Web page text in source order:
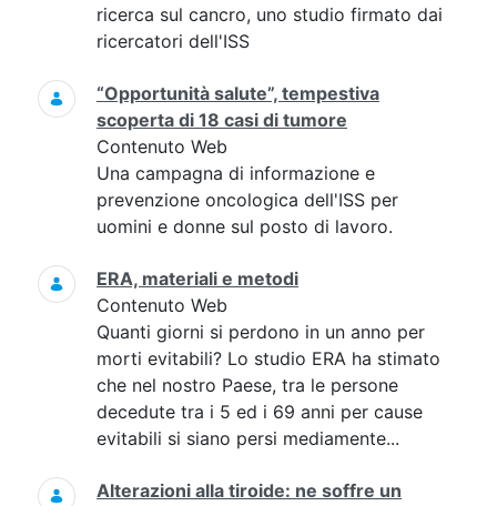
ricerca sul cancro, uno studio firmato dai
ricercatori dell'ISS
“Opportunità salute”, tempestiva
scoperta di 18 casi di tumore
Contenuto Web
Una campagna di informazione e
prevenzione oncologica dell'ISS per
uomini e donne sul posto di lavoro.
ERA, materiali e metodi
Contenuto Web
Quanti giorni si perdono in un anno per
morti evitabili? Lo studio ERA ha stimato
che nel nostro Paese, tra le persone
decedute tra i 5 ed i 69 anni per cause
evitabili si siano persi mediamente...
Alterazioni alla tiroide: ne soffre un